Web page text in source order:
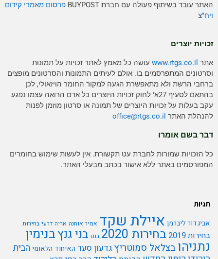
האתר עובד בשיתוף פעולה עם חברת BUYPOST
פרסום מאמרי קידום
ויח"צ
זכויות יוצרים
אתר www.rtgs.co.il עושה כל מאמץ לאתר זכויות על תמונות
וסרטונים המתפרסמים בו. אולם לעיתים התמונות והסרטונים מופצים
ברחבי הרשת ולא מתאפשרת הגעה למקור החומר הויזאולי, לכן
בהתאם לסעיף 27א' לחוק זכויות היוצרים כל אדם הרואה עצמו נפגע
עקב בעלות על זכויות היוצרים של תמונה או סרטון מוזמן לפנות
להנהלת האתר
office@rtgs.co.il
דבר בשם אומרו
כל הזכויות שמורות לחברת עט תקשורת. אין לעשות שימוש בחומרים
המפורסמים באתר ללא אישור בכתב מבעלי האתר.
תגיות
אביגדור ליברמן איילת שקד אמיר אוחנה אריה דרעי בחירות
בחירות 2019 בחירות 2020 בנט בני גנץבנימין
נתניהובצלאל סמוטריץ גדעון סער האיחוד הלאומי הבית